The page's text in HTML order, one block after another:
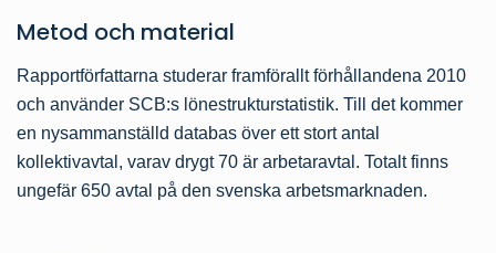
Metod och material
Rapportförfattarna studerar framförallt förhållandena 2010
och använder SCB:s lönestrukturstatistik. Till det kommer
en nysammanställd databas över ett stort antal
kollektivavtal, varav drygt 70 är arbetaravtal. Totalt finns
ungefär 650 avtal på den svenska arbetsmarknaden.